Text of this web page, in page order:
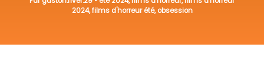
2024,films d'horreur été,obsession